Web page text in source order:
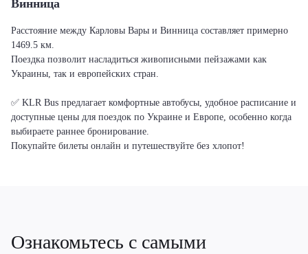
Винница
Расстояние между Карловы Вары и Винница составляет примерно
1469.5 км.
Поездка позволит насладиться живописными пейзажами как
Украины, так и европейских стран.
✅ KLR Bus предлагает комфортные автобусы, удобное расписание и
доступные цены для поездок по Украине и Европе, особенно когда
выбираете раннее бронирование.
Покупайте билеты онлайн и путешествуйте без хлопот!
Ознакомьтесь с самыми